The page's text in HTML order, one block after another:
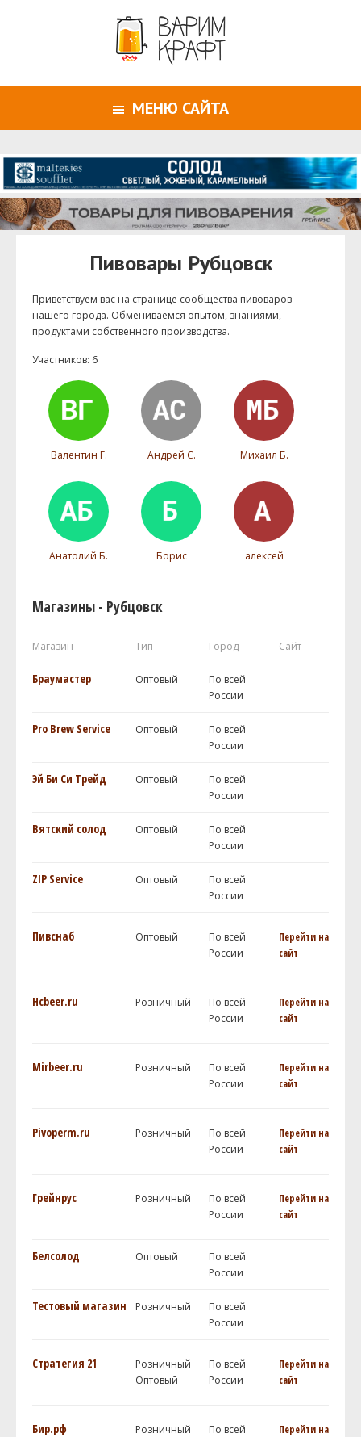
МЕНЮ САЙТА
Пивовары Рубцовск
Приветствуем ваc на странице сообщества пивоваров
нашего города. Обмениваемся опытом, знаниями,
продуктами собственного производства.
Участников: 6
Валентин Г. Андрей С. Михаил Б.
Анатолий Б. Борис алексей
Магазины - Рубцовск
Магазин Тип Город Сайт
Браумастер Оптовый
По всей
России
Pro Brew Service Оптовый
По всей
России
Эй Би Си Трейд Оптовый
По всей
России
Вятский солод Оптовый
По всей
России
ZIP Service Оптовый
По всей
России
Пивснаб Оптовый
По всей
России
Перейти на
сайт
Hcbeer.ru Розничный
По всей
России
Перейти на
сайт
Mirbeer.ru Розничный
По всей
России
Перейти на
сайт
Pivoperm.ru Розничный
По всей
России
Перейти на
сайт
Грейнрус Розничный
По всей
России
Перейти на
сайт
Белсолод Оптовый
По всей
России
Тестовый магазин Розничный
По всей
России
Стратегия 21
Розничный
Оптовый
По всей
России
Перейти на
сайт
Бир.рф Розничный
По всей
Перейти на